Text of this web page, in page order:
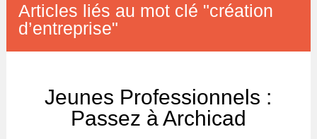
Articles liés au mot clé "création
d’entreprise"
Jeunes Professionnels :
Passez à Archicad